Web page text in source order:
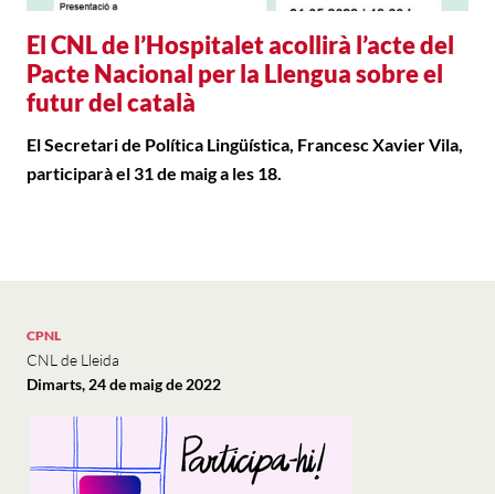
El CNL de l’Hospitalet acollirà l’acte del
Pacte Nacional per la Llengua sobre el
futur del català
El Secretari de Política Lingüística, Francesc Xavier Vila,
participarà el 31 de maig a les 18.
CPNL
CNL de Lleida
Dimarts, 24 de maig de 2022